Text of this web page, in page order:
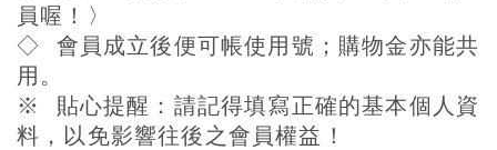
員喔！〉
◇ 會員成立後便可帳使用號；購物金亦能共
用。
※ 貼心提醒：請記得填寫正確的基本個人資
料，以免影響往後之會員權益！